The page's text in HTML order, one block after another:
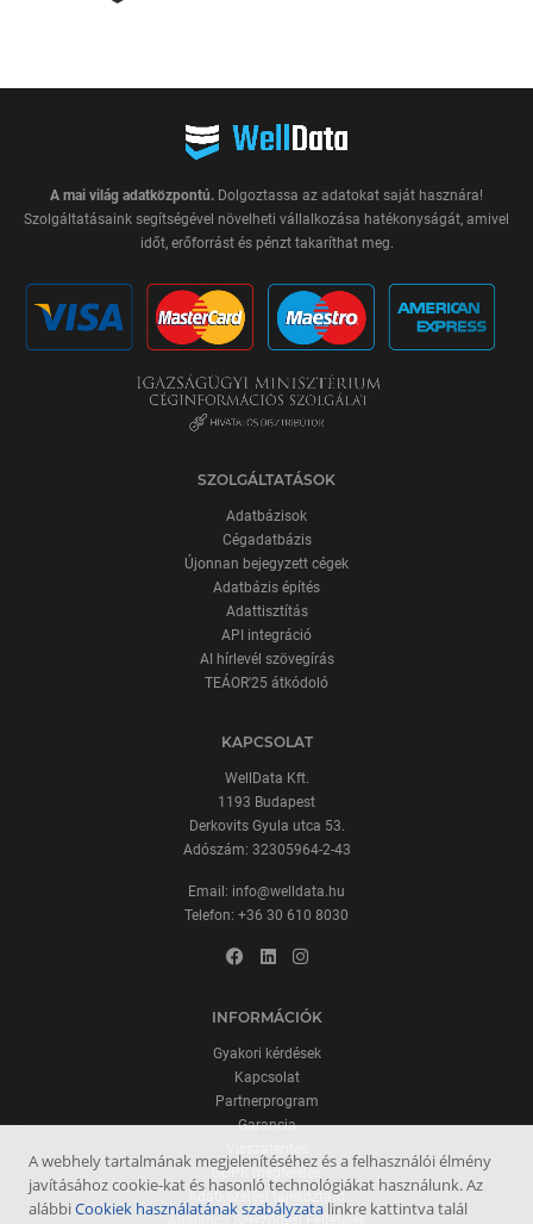
A mai világ adatközpontú. Dolgoztassa az adatokat saját hasznára!
Szolgáltatásaink segítségével növelheti vállalkozása hatékonyságát, amivel
időt, erőforrást és pénzt takaríthat meg.
SZOLGÁLTATÁSOK
Adatbázisok
Cégadatbázis
Újonnan bejegyzett cégek
Adatbázis építés
Adattisztítás
API integráció
AI hírlevél szövegírás
TEÁOR'25 átkódoló
KAPCSOLAT
WellData Kft.
1193 Budapest
Derkovits Gyula utca 53.
Adószám: 32305964-2-43
Email: info@welldata.hu
Telefon: +36 30 610 8030
INFORMÁCIÓK
Gyakori kérdések
Kapcsolat
Partnerprogram
Garancia
GDPR megfelelés
Adatkezelési tájékoztató
Általános Szerződési Feltételek
A webhely tartalmának megjelenítéséhez és a felhasználói élmény
javításához cookie-kat és hasonló technológiákat használunk. Az
alábbiCookiek használatának szabályzata linkre kattintva talál